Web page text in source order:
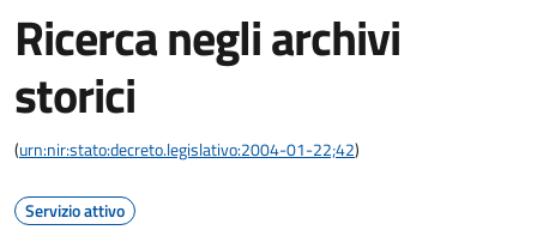
Ricerca negli archivi
storici
(urn:nir:stato:decreto.legislativo:2004-01-22;42)
Servizio attivo